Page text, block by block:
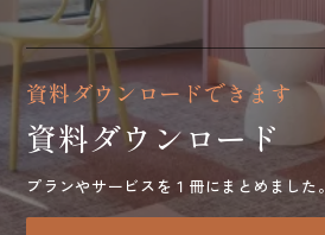
資料ダウンロードできます
資料ダウンロード
プランやサービスを１冊にまとめました。